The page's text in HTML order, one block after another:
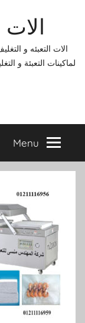
الات
الات التعبئه و
لماكينات التعبئة و التغليف 01211116954 – 01211116956 –
Menu